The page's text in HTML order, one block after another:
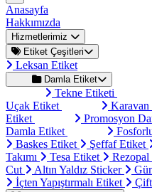
Anasayfa
Hakkımızda
Hizmetlerimiz
Etiket Çeşitleri
Leksan Etiket
Damla Etiket
Tekne Etiketi
Uçak Etiket
Karavan
Etiket
Promosyon
Damla Etiket
Baskes Etiket
Şeffaf Etiket
Takımı
Tesa Etiket Rezopal
Cut
Altın Yaldız Sticker
İçten Yapıştırmalı Etiket